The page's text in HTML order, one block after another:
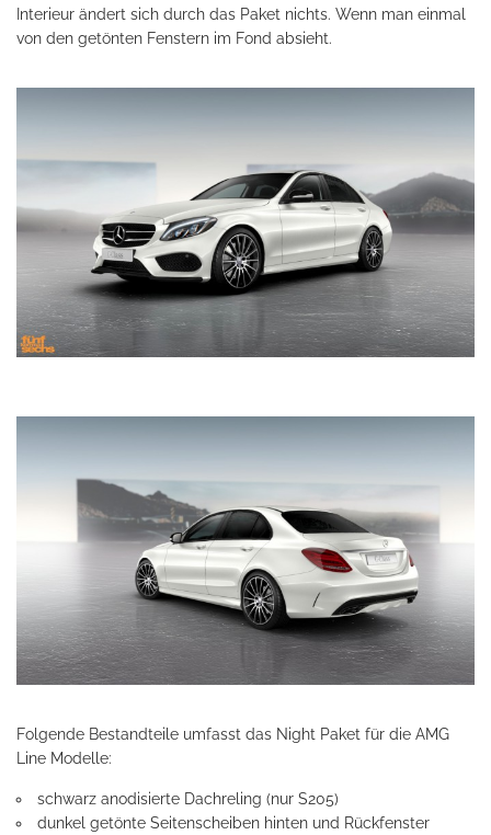
Interieur ändert sich durch das Paket nichts. Wenn man einmal
von den getönten Fenstern im Fond absieht.
Folgende Bestandteile umfasst das Night Paket für die AMG
Line Modelle:
schwarz anodisierte Dachreling (nur S205)
dunkel getönte Seitenscheiben hinten und Rückfenster